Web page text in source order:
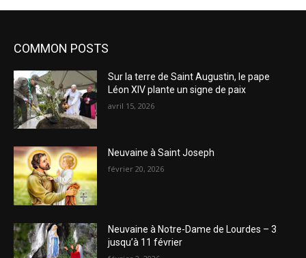
COMMON POSTS
Sur la terre de Saint Augustin, le pape
Léon XIV plante un signe de paix
avril 15, 2026
Neuvaine à Saint Joseph
février 20, 2026
Neuvaine à Notre-Dame de Lourdes – 3
jusqu’à 11 février